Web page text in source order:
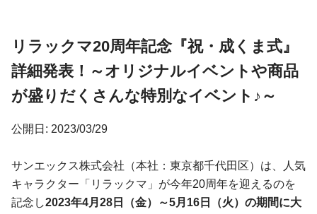
リラックマ20周年記念『祝・成くま式』
詳細発表！～オリジナルイベントや商品
が盛りだくさんな特別なイベント♪～
公開日: 2023/03/29
サンエックス株式会社（本社：東京都千代田区）は、人気
キャラクター「リラックマ」が今年20周年を迎えるのを
記念し2023年4月28日（金）～5月16日（火）の期間に大